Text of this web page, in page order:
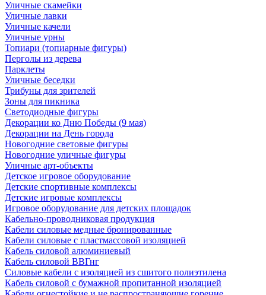
Уличные скамейки
Уличные лавки
Уличные качели
Уличные урны
Топиари (топиарные фигуры)
Перголы из дерева
Парклеты
Уличные беседки
Трибуны для зрителей
Зоны для пикника
Светодиодные фигуры
Декорации ко Дню Победы (9 мая)
Декорации на День города
Новогодние световые фигуры
Новогодние уличные фигуры
Уличные арт-объекты
Детское игровое оборудование
Детские спортивные комплексы
Детские игровые комплексы
Игровое оборудование для детских площадок
Кабельно-проводниковая продукция
Кабели силовые медные бронированные
Кабели силовые с пластмассовой изоляцией
Кабель силовой алюминиевый
Кабель силовой ВВГнг
Силовые кабели с изоляцией из сшитого полиэтилена
Кабель силовой с бумажной пропитанной изоляцией